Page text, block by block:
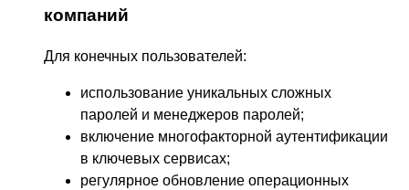
компаний
Для конечных пользователей:
использование уникальных сложных
паролей и менеджеров паролей;
включение многофакторной аутентификации
в ключевых сервисах;
регулярное обновление операционных